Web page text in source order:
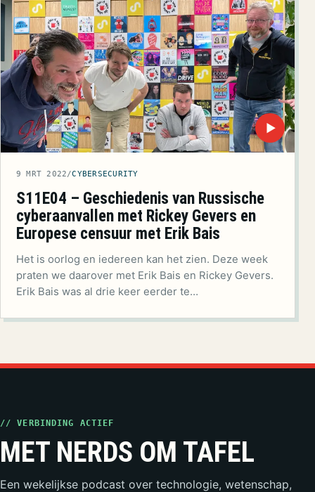
▶
9 MRT 2022/CYBERSECURITY
S11E04 – Geschiedenis van Russische
cyberaanvallen met Rickey Gevers en
Europese censuur met Erik Bais
Het is oorlog en iedereen kan het zien. Deze week
praten we daarover met Erik Bais en Rickey Gevers.
Erik Bais was al drie keer eerder te…
// VERBINDING ACTIEF
MET NERDS OM TAFEL
Een wekelijkse podcast over technologie, wetenschap,